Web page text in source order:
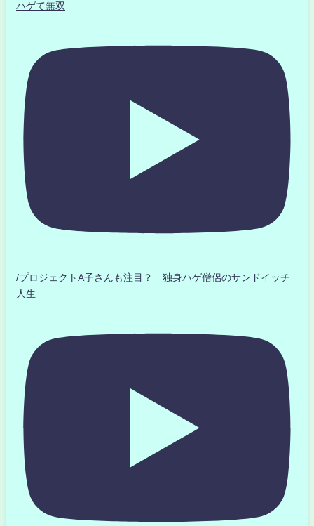
ハゲて無双
/プロジェクトA子さんも注目？ 独身ハゲ僧侶のサンドイッチ
人生